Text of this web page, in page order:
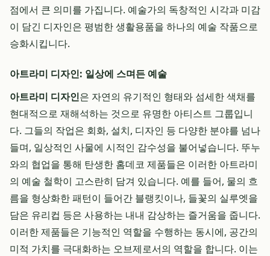
점에서 큰 의미를 가집니다. 예술가의 독창적인 시각과 미감
이 담긴 디자인은 평범한 생활용품을 하나의 예술 작품으로
승화시킵니다.
아트라미 디자인: 일상에 스며든 예술
아트라미 디자인은 자연의 유기적인 형태와 섬세한 색채를
현대적으로 재해석하는 것으로 유명한 아티스트 그룹입니
다. 그들의 작업은 회화, 설치, 디자인 등 다양한 분야를 넘나
들며, 일상적인 사물에 시적인 감수성을 불어넣습니다. 뚜누
와의 협업을 통해 탄생한 홈데코 제품들은 이러한 아트라미
의 예술 철학이 고스란히 담겨 있습니다. 예를 들어, 물의 흐
름을 형상화한 패턴이 들어간 블랭킷이나, 들꽃의 실루엣을
담은 유리컵 등은 사용하는 내내 감상하는 즐거움을 줍니다.
이러한 제품들은 기능적인 역할을 수행하는 동시에, 공간의
미적 가치를 극대화하는 오브제로서의 역할을 합니다. 이는